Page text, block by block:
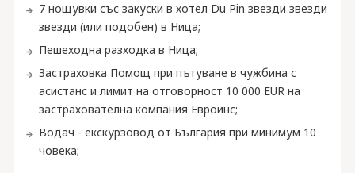
7 нощувки със закуски в хотел Du Pin звезди звезди
звезди (или подобен) в Ница;
Пешеходнa разходкa в Ница;
Застраховка Помощ при пътуване в чужбина с
асистанс и лимит на отговорност 10 000 EUR на
застрахователна компания Евроинс;
Водач - екскурзовод от България при минимум 10
човека;